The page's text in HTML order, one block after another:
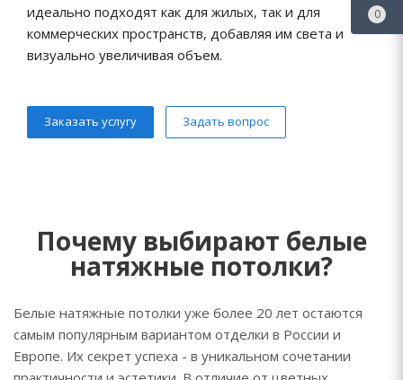
идеально подходят как для жилых, так и для
коммерческих пространств, добавляя им света и
визуально увеличивая объем.
Заказать услугу Задать вопрос
Почему выбирают белые
натяжные потолки?
Белые натяжные потолки уже более 20 лет остаются
самым популярным вариантом отделки в России и
Европе. Их секрет успеха - в уникальном сочетании
0